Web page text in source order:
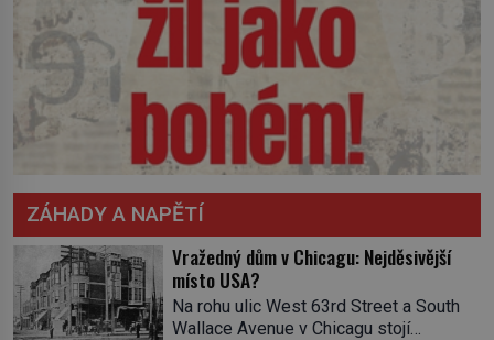
ZÁHADY A NAPĚTÍ
Vražedný dům v Chicagu: Nejděsivější
místo USA?
Na rohu ulic West 63rd Street a South
Wallace Avenue v Chicagu stojí